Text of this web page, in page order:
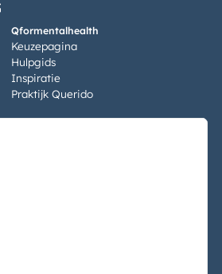
Qformentalhealth
Keuzepagina
Hulpgids
Inspiratie
Praktijk Querido